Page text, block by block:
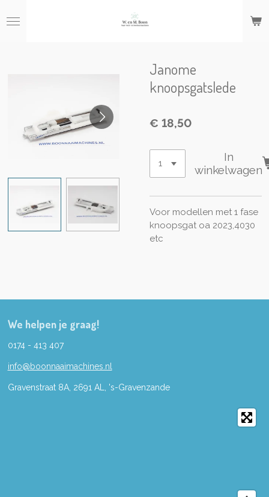
direct
Janome
knoopsgatslede
€ 18,50
In
winkelwagen
Voor modellen met 1 fase
knoopsgat oa 2023,4030
etc
We helpen je graag!
0174 - 413 407
info@boonnaaimachines.nl
Gravenstraat 8A, 2691 AL, 's-Gravenzande